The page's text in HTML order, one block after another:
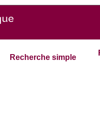
Recherche simple